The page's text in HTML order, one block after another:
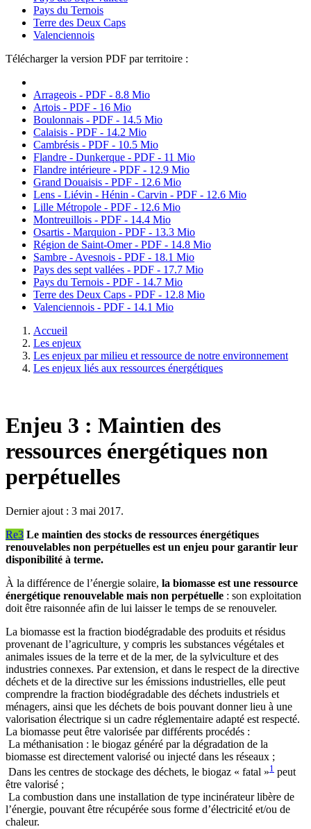
Pays du Ternois
Terre des Deux Caps
Valenciennois
Télécharger la version PDF par territoire :
Arrageois - PDF - 8.8 Mio
Artois - PDF - 16 Mio
Boulonnais - PDF - 14.5 Mio
Calaisis - PDF - 14.2 Mio
Cambrésis - PDF - 10.5 Mio
Flandre - Dunkerque - PDF - 11 Mio
Flandre intérieure - PDF - 12.9 Mio
Grand Douaisis - PDF - 12.6 Mio
Lens - Liévin - Hénin - Carvin - PDF - 12.6 Mio
Lille Métropole - PDF - 12.6 Mio
Montreuillois - PDF - 14.4 Mio
Osartis - Marquion - PDF - 13.3 Mio
Région de Saint-Omer - PDF - 14.8 Mio
Sambre - Avesnois - PDF - 18.1 Mio
Pays des sept vallées - PDF - 17.7 Mio
Pays du Ternois - PDF - 14.7 Mio
Terre des Deux Caps - PDF - 12.8 Mio
Valenciennois - PDF - 14.1 Mio
Accueil
Les enjeux
Les enjeux par milieu et ressource de notre environnement
Les enjeux liés aux ressources énergétiques
Enjeu 3 : Maintien des
ressources énergétiques non
perpétuelles
Dernier ajout : 3 mai 2017.
Re3 Le maintien des stocks de ressources énergétiques
renouvelables non perpétuelles est un enjeu pour garantir leur
disponibilité à terme.
À la différence de l’énergie solaire, la biomasse est une ressource
énergétique renouvelable mais non perpétuelle : son exploitation
doit être raisonnée afin de lui laisser le temps de se renouveler.
La biomasse est la fraction biodégradable des produits et résidus
provenant de l’agriculture, y compris les substances végétales et
animales issues de la terre et de la mer, de la sylviculture et des
industries connexes. Par extension, et dans le respect de la directive
déchets et de la directive sur les émissions industrielles, elle peut
comprendre la fraction biodégradable des déchets industriels et
ménagers, ainsi que les déchets de bois pouvant donner lieu à une
valorisation électrique si un cadre réglementaire adapté est respecté.
La biomasse peut être valorisée par différents procédés :
La méthanisation : le biogaz généré par la dégradation de la
biomasse est directement valorisé ou injecté dans les réseaux ;
Dans les centres de stockage des déchets, le biogaz « fatal »1 peut
être valorisé ;
La combustion dans une installation de type incinérateur libère de
l’énergie, pouvant être récupérée sous forme d’électricité et/ou de
chaleur.